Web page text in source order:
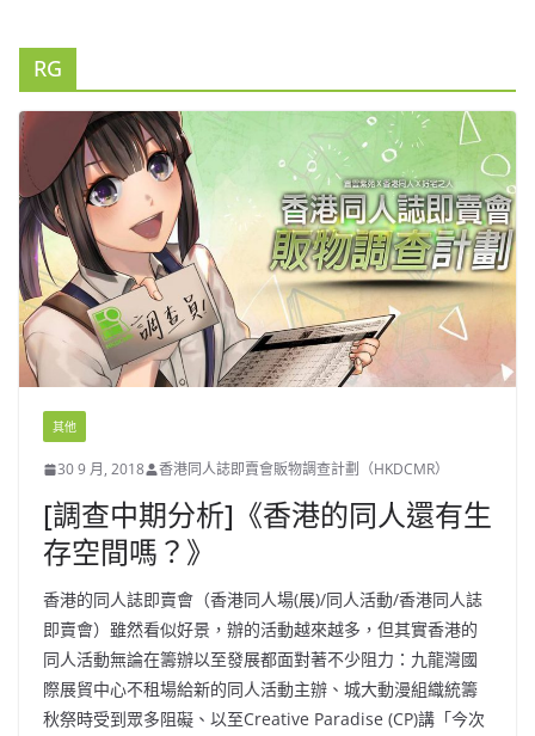
RG
其他
30 9 月, 2018 香港同人誌即賣會販物調查計劃（HKDCMR）
[調查中期分析]《香港的同人還有生
存空間嗎？》
香港的同人誌即賣會（香港同人場(展)/同人活動/香港同人誌
即賣會）雖然看似好景，辦的活動越來越多，但其實香港的
同人活動無論在籌辦以至發展都面對著不少阻力：九龍灣國
際展貿中心不租場給新的同人活動主辦、城大動漫組織統籌
秋祭時受到眾多阻礙、以至Creative Paradise (CP)講「今次